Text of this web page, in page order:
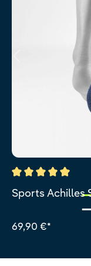
Durchschnittliche
Sports Achilles
69,90 €*